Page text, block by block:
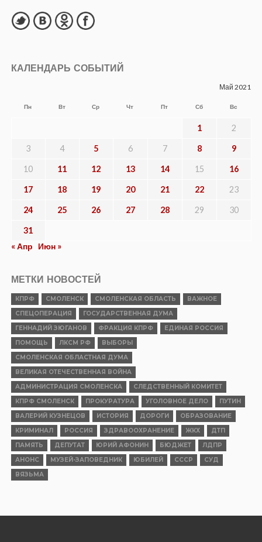
КАЛЕНДАРЬ СОБЫТИЙ
Май 2021
Пн Вт Ср Чт Пт Сб Вс
1 2
3 4 5 6 7 8 9
10 11 12 13 14 15 16
17 18 19 20 21 22 23
24 25 26 27 28 29 30
31
« Апр
Июн »
МЕТКИ НОВОСТЕЙ
КПРФ СМОЛЕНСК СМОЛЕНСКАЯ ОБЛАСТЬ
ВАЖНОЕ
СПЕЦОПЕРАЦИЯ
ГОСУДАРСТВЕННАЯ ДУМА
ГЕННАДИЙ ЗЮГАНОВ
ФРАКЦИЯ КПРФ
ЕДИНАЯ РОССИЯ
ПОМОЩЬ
ЛКСМ РФ
ВЫБОРЫ
СМОЛЕНСКАЯ ОБЛАСТНАЯ ДУМА
ВЕЛИКАЯ ОТЕЧЕСТВЕННАЯ ВОЙНА
АДМИНИСТРАЦИЯ СМОЛЕНСКА
СЛЕДСТВЕННЫЙ КОМИТЕТ
КПРФ СМОЛЕНСК
ПРОКУРАТУРА УГОЛОВНОЕ ДЕЛО
ПУТИН
ВАЛЕРИЙ КУЗНЕЦОВ
ИСТОРИЯ ДОРОГИ
ОБРАЗОВАНИЕ
КРИМИНАЛ
РОССИЯ ЗДРАВООХРАНЕНИЕ ЖКХ
ДТП
ПАМЯТЬ
ДЕПУТАТ ЮРИЙ АФОНИН БЮДЖЕТ
ЛДПР
АНОНС
МУЗЕЙ-ЗАПОВЕДНИК ЮБИЛЕЙ СССР
СУД
ВЯЗЬМА